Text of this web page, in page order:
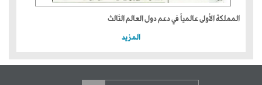
المملكة الأولى عالمياً في دعم دول العالم الثالث
المزيد